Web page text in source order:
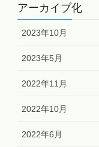
アーカイブ化
2023年10月
2023年5月
2022年11月
2022年10月
2022年6月